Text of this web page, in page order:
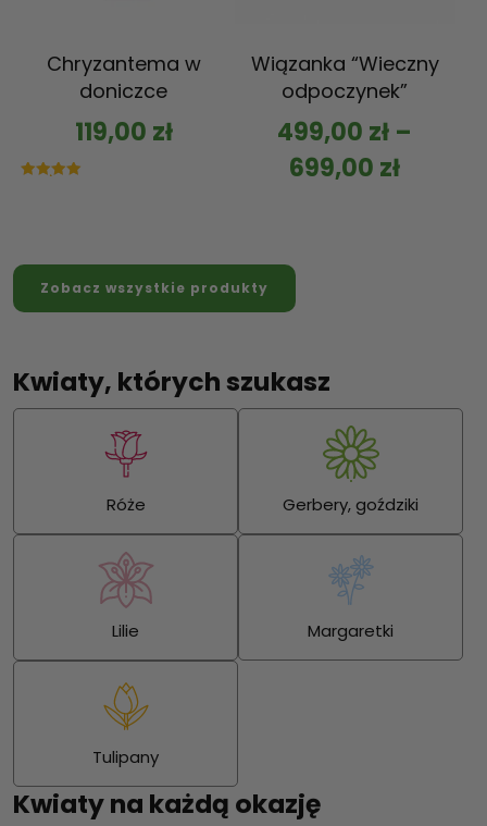
Chryzantema w
doniczce
119,00 zł
Wiązanka “Wieczny
odpoczynek”
499,00 zł –
699,00 zł
Zobacz wszystkie produkty
Kwiaty, których szukasz
Róże Gerbery, goździki
Lilie Margaretki
Tulipany
Kwiaty na każdą okazję